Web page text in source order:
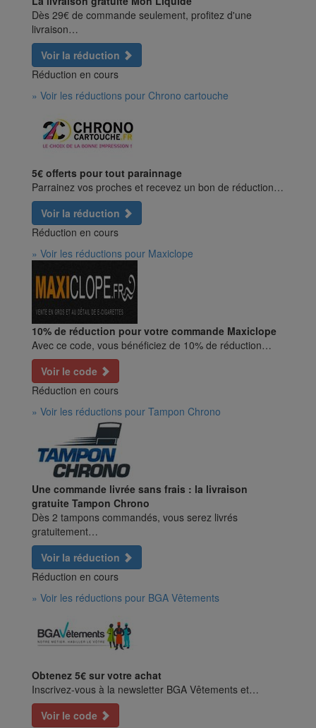
Dès 29€ de commande seulement, profitez d'une
livraison…
Voir la réduction
Réduction en cours
» Voir les réductions pour Chrono cartouche
5€ offerts pour tout parainnage
Parrainez vos proches et recevez un bon de réduction…
Voir la réduction
Réduction en cours
» Voir les réductions pour Maxiclope
10% de réduction pour votre commande Maxiclope
Avec ce code, vous bénéficiez de 10% de réduction…
Voir le code
Réduction en cours
» Voir les réductions pour Tampon Chrono
Une commande livrée sans frais : la livraison
gratuite Tampon Chrono
Dès 2 tampons commandés, vous serez livrés
gratuitement…
Voir la réduction
Réduction en cours
» Voir les réductions pour BGA Vêtements
Obtenez 5€ sur votre achat
Inscrivez-vous à la newsletter BGA Vêtements et…
Voir le code